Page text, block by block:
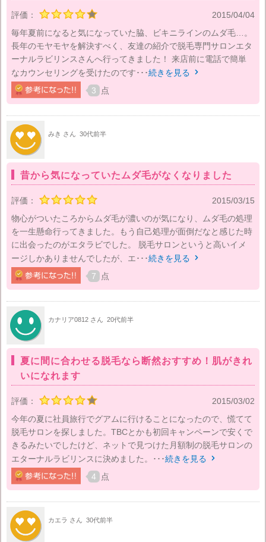
評価：
2015/04/04
毎年夏前になると気になっていた脇、ビキニラインのムダ毛…。
長年のモヤモヤを解決すべく、友達の紹介で脱毛専門サロンエタ
ーナルラビリンスさんへ行ってきました！ 来店前に電話で簡単
なカウンセリングを受けたのです･･･続きを見る 
3 点
みき さん 30代前半
昔から気になっていたムダ毛がなくなりました
評価：
2015/03/15
物心がついたころからムダ毛が濃いのが気になり、ムダ毛の処理
を一生懸命行ってきました。もう自己処理が面倒だなと感じた時
に出会ったのがエタラビでした。 脱毛サロンというと高いイメ
ージしかありませんでしたが、エ･･･続きを見る 
7 点
カナリア0812 さん 20代前半
夏に間に合わせる脱毛なら断然おすすめ！肌がきれ
いになれます
評価：
2015/03/02
今年の夏に社員旅行でグアムに行けることになったので、慌てて
脱毛サロンを探しました。TBCとかも初回キャンペーンで安くで
きるみたいでしたけど、ネットで見つけた月額制の脱毛サロンの
エターナルラビリンスに決めました。･･･続きを見る 
4 点
カエラ さん 30代前半